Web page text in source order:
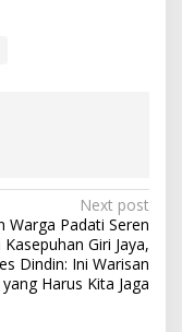
Next post
Warga Padati Seren
Kasepuhan Giri Jaya,
Dindin: Ini Warisan
Harus Kita Jaga